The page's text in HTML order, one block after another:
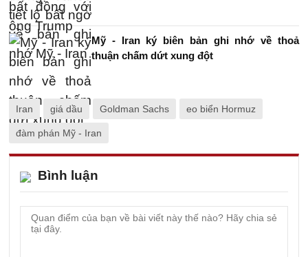
Mỹ - Iran ký biên bản ghi nhớ về thoả
thuận chấm dứt xung đột
Iran giá dầu Goldman Sachs eo biển Hormuz
đàm phán Mỹ - Iran
Bình luận